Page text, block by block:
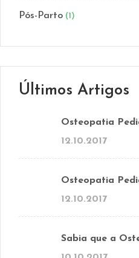
Pós-Parto (1)
Últimos Artigos
Osteopatia
12.10.2017
Osteopatia
12.10.2017
Sabia que a